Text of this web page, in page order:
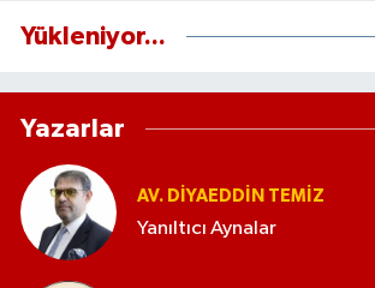
Yükleniyor...
Yazarlar
AV. DIYAEDDIN TEMIZ
Yanıltıcı Aynalar